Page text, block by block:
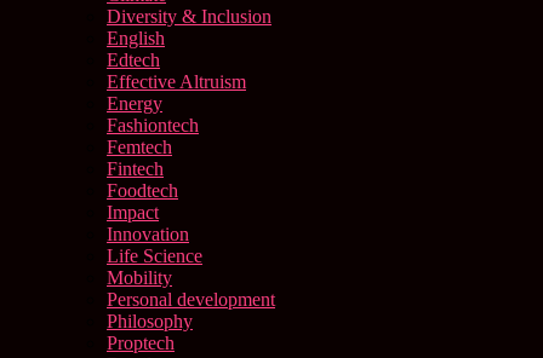
Diversity & Inclusion
English
Edtech
Effective Altruism
Energy
Fashiontech
Femtech
Fintech
Foodtech
Impact
Innovation
Life Science
Mobility
Personal development
Philosophy
Proptech